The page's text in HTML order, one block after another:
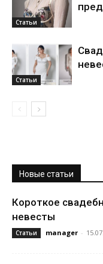
Статьи
Статьи
Новые статьи
Короткое
невесты
Статьи manager -